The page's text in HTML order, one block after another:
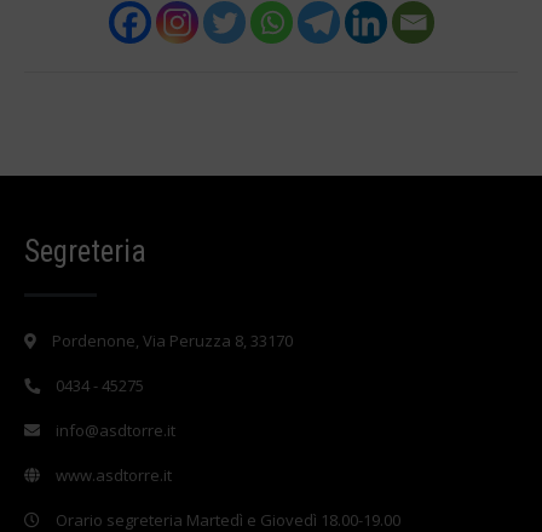
Segreteria
Pordenone, Via Peruzza 8, 33170
0434 - 45275
info@asdtorre.it
www.asdtorre.it
Orario segreteria Martedì e Giovedì 18.00-19.00